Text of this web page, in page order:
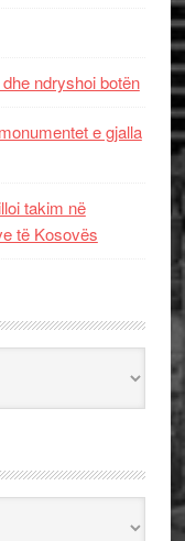
ndryshoi botën
e gjalla
takim në
të Kosovës